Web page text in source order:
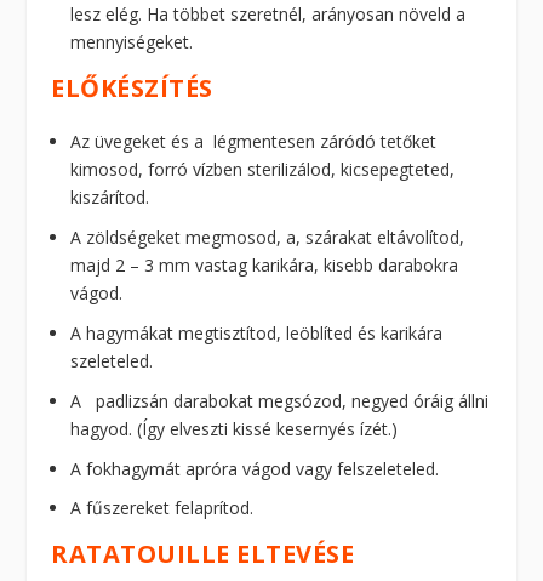
lesz elég. Ha többet szeretnél, arányosan növeld a
mennyiségeket.
ELŐKÉSZÍTÉS
Az üvegeket és a légmentesen záródó tetőket
kimosod, forró vízben sterilizálod, kicsepegteted,
kiszárítod.
A zöldségeket megmosod, a, szárakat eltávolítod,
majd 2 – 3 mm vastag karikára, kisebb darabokra
vágod.
A hagymákat megtisztítod, leöblíted és karikára
szeleteled.
A padlizsán darabokat megsózod, negyed óráig állni
hagyod. (Így elveszti kissé kesernyés ízét.)
A fokhagymát apróra vágod vagy felszeleteled.
A fűszereket felaprítod.
RATATOUILLE ELTEVÉSE